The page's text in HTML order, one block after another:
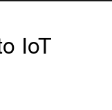
IoT